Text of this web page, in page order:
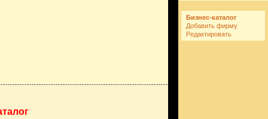
Бизнес-каталог
Добавить фирму
Редактировать